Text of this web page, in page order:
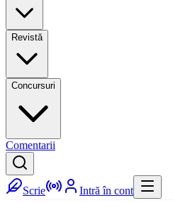
Revistă
Concursuri
Comentarii
Scrie Intră în cont